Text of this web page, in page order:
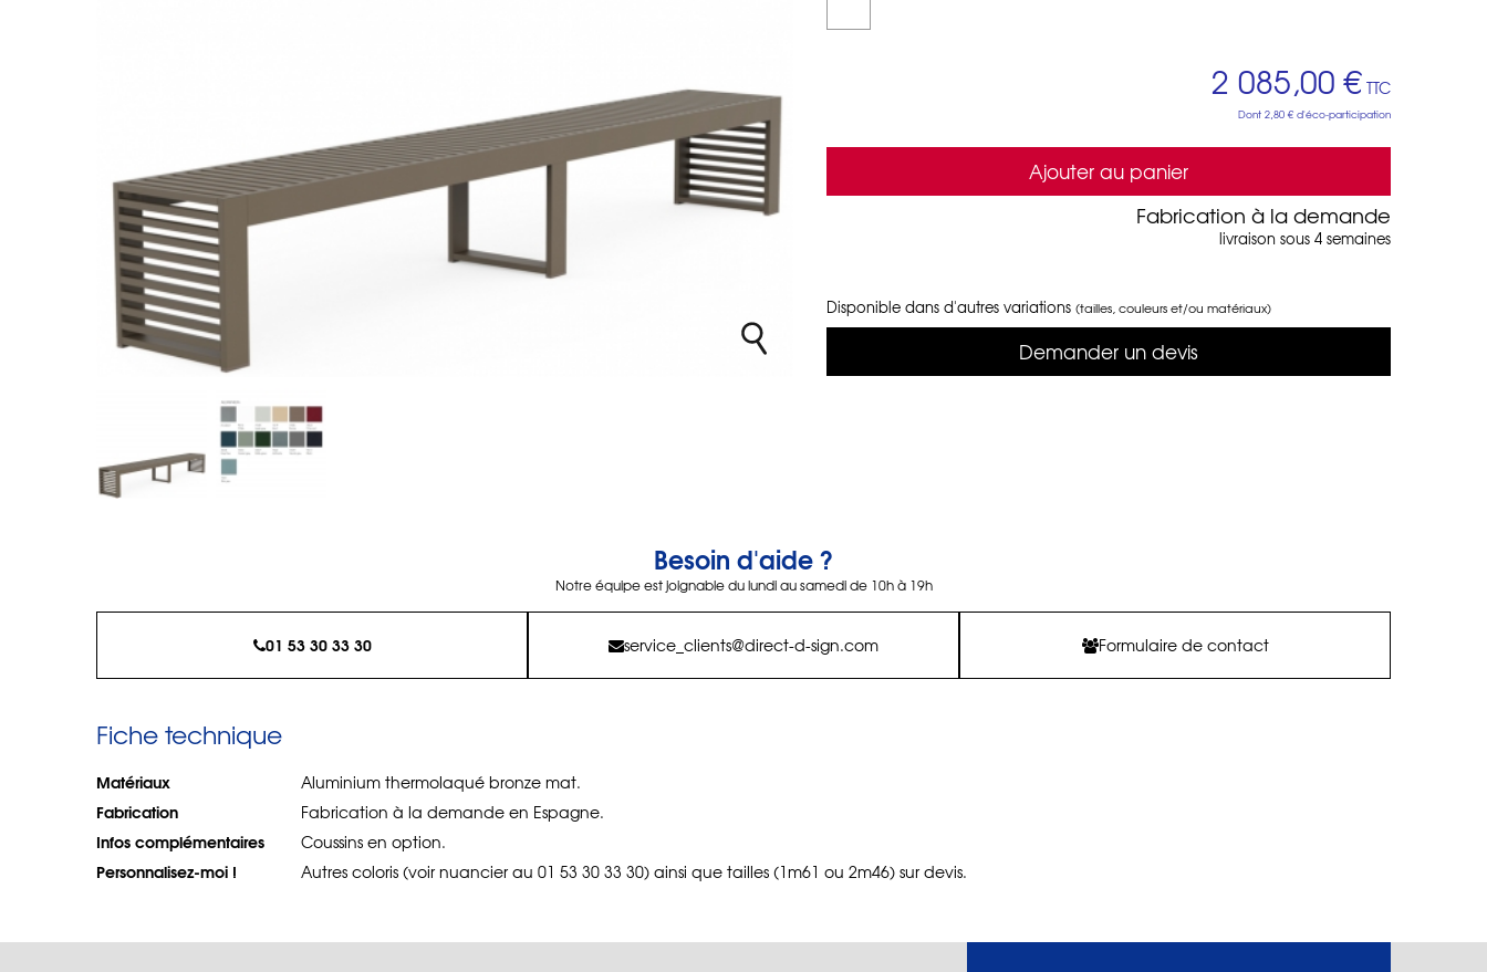
2 085,00 € TTC
Dont 2,80 € d'éco-participation
Ajouter au panier
Fabrication à la demande
livraison sous 4 semaines
Disponible dans d'autres variations (tailles, couleurs et/ou matériaux)
Demander un devis
Besoin d'aide ?
Notre équipe est joignable du lundi au samedi de 10h à 19h
01 53 30 33 30 service_clients@direct-d-sign.com Formulaire de contact
Fiche technique
Matériaux Aluminium thermolaqué bronze mat.
Fabrication Fabrication à la demande en Espagne.
Infos complémentaires Coussins en option.
Personnalisez-moi ! Autres coloris (voir nuancier au 01 53 30 33 30) ainsi que tailles (1m61 ou 2m46) sur devis.